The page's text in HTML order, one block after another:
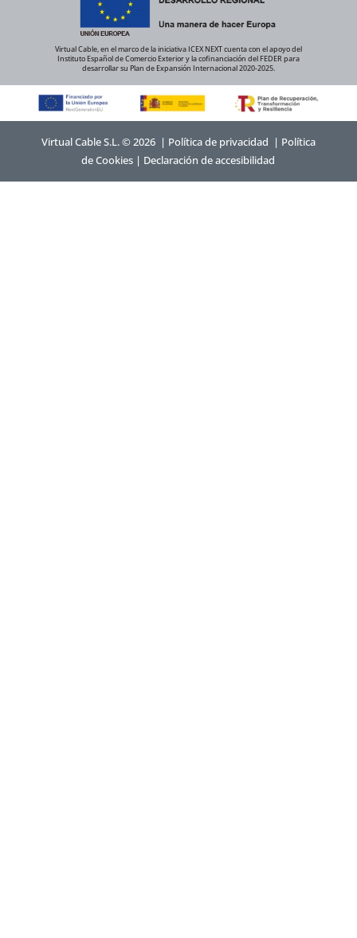
Virtual Cable, en el marco de la iniciativa ICEX NEXT cuenta con el apoyo del
Instituto Español de Comercio Exterior y la cofinanciación del FEDER para
desarrollar su Plan de Expansión Internacional 2020-2025.
Virtual Cable S.L. © 2026 | Política de privacidad | Política
de Cookies | Declaración de accesibilidad